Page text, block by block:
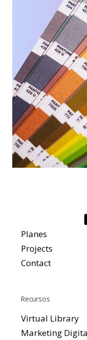
Planes
Projects
Contact
Recursos
Virtual Library
Marketing